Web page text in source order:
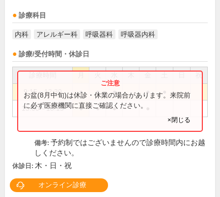
診療科目
内科 アレルギー科 呼吸器科 呼吸器内科
診療/受付時間・休診日
祝
9:15～12:30 ● ● ● ●
15:00～18:15 ● ● ●
お盆(8月中旬)は休診・休業の場合があります。来院前
に必ず医療機関に直接ご確認ください。
×閉じる
備考: 予約制ではございませんので診療時間内にお越
しください。
休診日: 木・日・祝
オンライン診療